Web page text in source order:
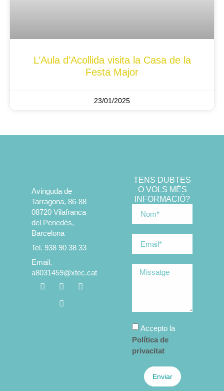
L’Aula d’Acollida visita la Casa de la
Festa Major
23/01/2025
Avinguda de
Tarragona, 86-88
08720 Vilafranca
del Penedès,
Barcelona
Tel. 938 90 38 33
Email.
a8031459@xtec.cat
TENS DUBTES
O VOLS MÉS
INFORMACIÓ?
Accepto la
Política de
privacitat
Enviar